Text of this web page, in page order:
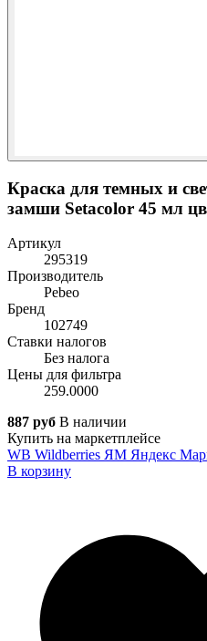
Краска для темных и
замши Setacolor 45 мл
Артикул
295319
Производитель
Pebeo
Бренд
102749
Ставки налогов
Без налога
Цены для фильтра
259.0000
887 руб В наличии
Купить на маркетплейсе
WB Wildberries ЯМ Яндекс
В корзину